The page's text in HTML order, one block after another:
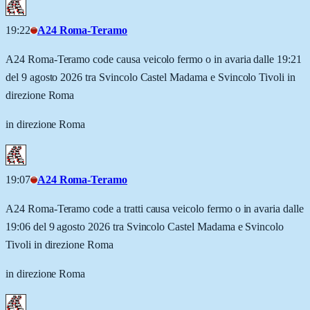
19:22 A24 Roma-Teramo
A24 Roma-Teramo code causa veicolo fermo o in avaria dalle 19:21
del 9 agosto 2026 tra Svincolo Castel Madama e Svincolo Tivoli in
direzione Roma
in direzione Roma
19:07 A24 Roma-Teramo
A24 Roma-Teramo code a tratti causa veicolo fermo o in avaria dalle
19:06 del 9 agosto 2026 tra Svincolo Castel Madama e Svincolo
Tivoli in direzione Roma
in direzione Roma